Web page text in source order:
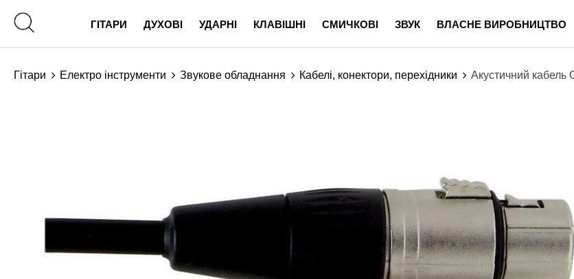
ГІТАРИ ДУХОВІ УДАРНІ КЛАВІШНІ СМИЧКОВІ ЗВУК ВЛАСНЕ ВИРОБНИЦТВО
Гітари Електро інструменти Звукове обладнання Кабелі, конектори, перехідники Акустичний кабель